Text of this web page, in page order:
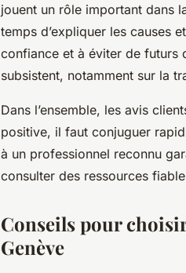
jouent un rôle important dans
temps d’expliquer les causes
confiance et à éviter de futurs
subsistent, notamment sur la
Dans l’ensemble, les avis
positive, il faut conjuguer
à un professionnel reconnu
consulter des ressources
Conseils pour
Genève